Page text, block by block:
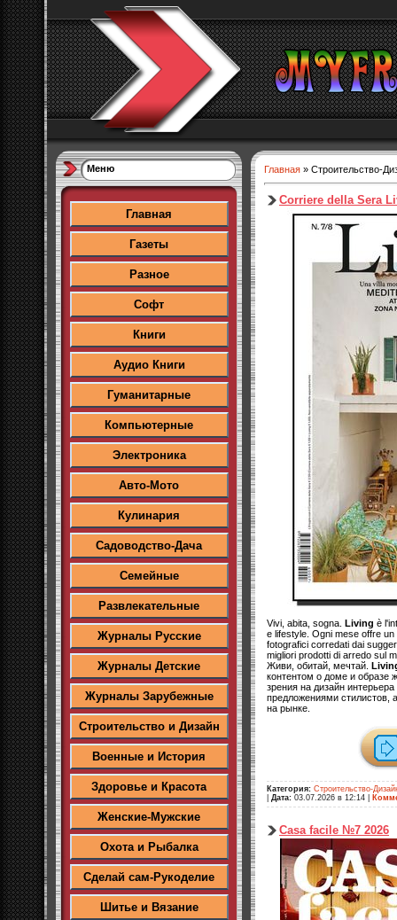
Меню
Главная
Газеты
Разное
Софт
Книги
Аудио Книги
Гуманитарные
Компьютерные
Электроника
Авто-Мото
Кулинария
Садоводство-Дача
Семейные
Развлекательные
Журналы Русские
Журналы Детские
Журналы Зарубежные
Строительство и Дизайн
Военные и История
Здоровье и Красота
Женские-Мужские
Охота и Рыбалка
Сделай сам-Рукоделие
Шитье и Вязание
Главная » Строительство-
Corriere della Sera
Vivi, abita, sogna. Living è
e lifestyle. Ogni mese offre
fotografici corredati dai
migliori prodotti di arredo sul
Живи, обитай, мечтай.
контентом о доме и образе
зрения на дизайн
предложениями стилистов,
на рынке.
Категория: Строительство-
Дата: 03.07.2026 в 12:14
Casa facile №7 2026